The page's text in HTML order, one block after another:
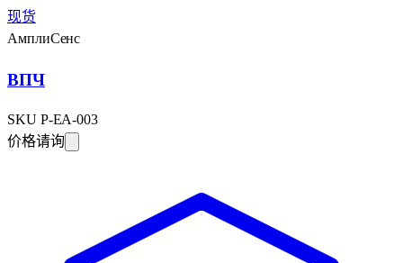
现货
АмплиСенс
ВПЧ
SKU P-EA-003
价格请询